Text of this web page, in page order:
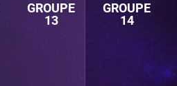
GROUPE
13
GROUPE
14